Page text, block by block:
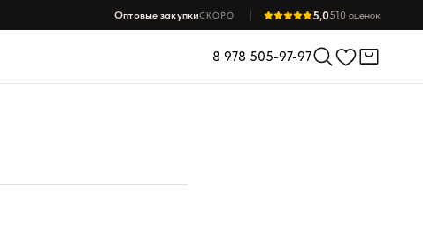
Оптовые закупкиСКОРО 5,0510 оценок
8 978 505-97-97